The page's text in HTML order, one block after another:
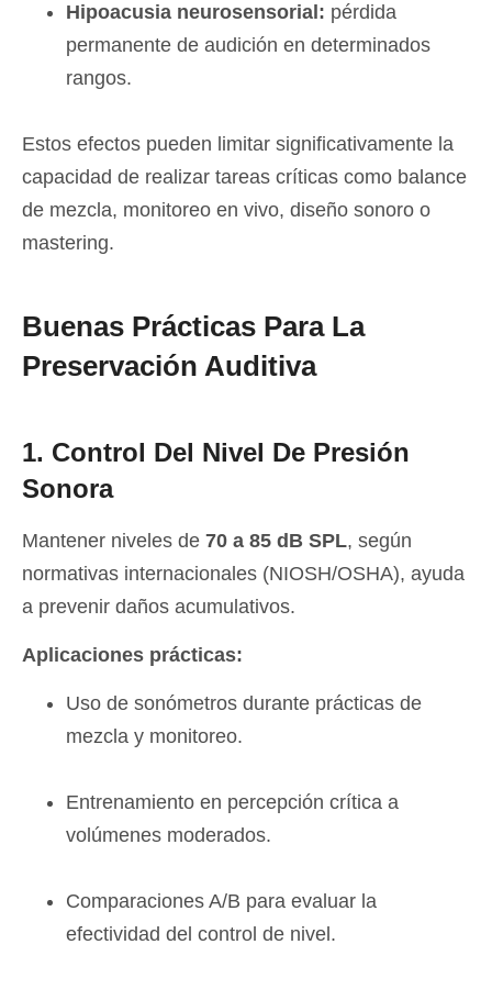
Hipoacusia neurosensorial: pérdida
permanente de audición en determinados
rangos.
Estos efectos pueden limitar significativamente la
capacidad de realizar tareas críticas como balance
de mezcla, monitoreo en vivo, diseño sonoro o
mastering.
Buenas Prácticas Para La
Preservación Auditiva
1. Control Del Nivel De Presión
Sonora
Mantener niveles de 70 a 85 dB SPL, según
normativas internacionales (NIOSH/OSHA), ayuda
a prevenir daños acumulativos.
Aplicaciones prácticas:
Uso de sonómetros durante prácticas de
mezcla y monitoreo.
Entrenamiento en percepción crítica a
volúmenes moderados.
Comparaciones A/B para evaluar la
efectividad del control de nivel.